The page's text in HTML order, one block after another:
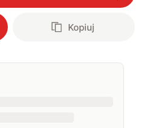
Kopiuj